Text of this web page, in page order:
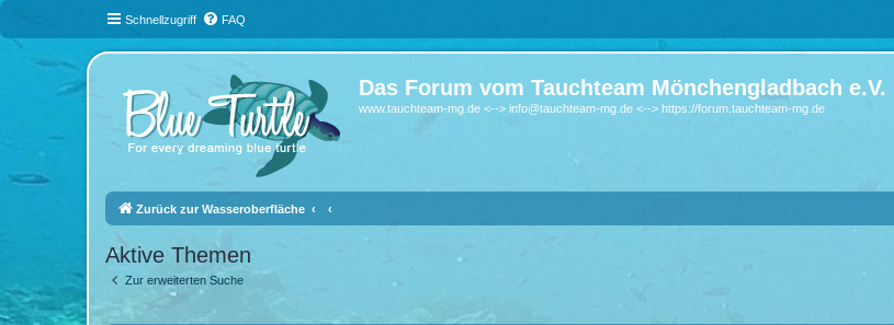
Schnellzugriff FAQ
Das Forum vom Tauchteam Mönchengladbach e.V.
www.tauchteam-mg.de <--> info@tauchteam-mg.de <--> https://forum.tauchteam-mg.de
Zurück zur Wasseroberfläche
Aktive Themen
Zur erweiterten Suche